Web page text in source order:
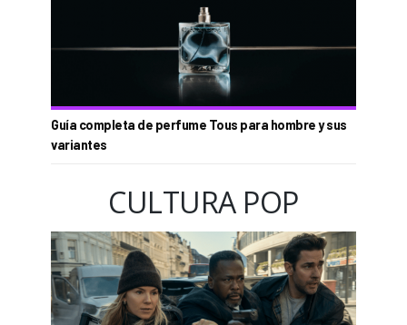
Guía completa de perfume Tous para hombre y sus
variantes
CULTURA POP